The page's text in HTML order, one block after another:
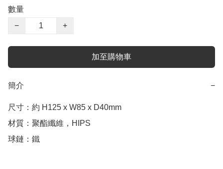
數量
−
+
加至購物車
簡介 −
尺寸：約 H125 x W85 x D40mm
材質：聚酯纖維，HIPS
球鏈：鐵